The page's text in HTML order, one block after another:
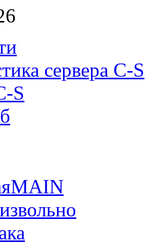
сервера C-S
S
MAIN